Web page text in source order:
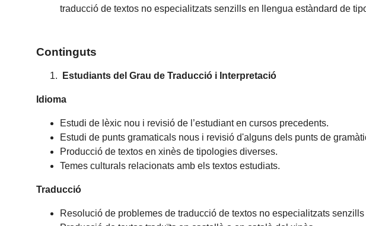
traducció de textos no especialitzats senzills en llengua estàndard de
Continguts
Estudiants del Grau de Traducció i Interpretació
Idioma
Estudi de lèxic nou i revisió de l’estudiant en cursos precedents.
Estudi de punts gramaticals nous i revisió d'alguns dels punts de
Producció de textos en xinès de tipologies diverses.
Temes culturals relacionats amb els textos estudiats.
Traducció
Resolució de problemes de traducció de textos no especialitzats